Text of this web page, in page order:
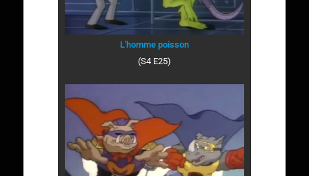
L'homme poisson
(S4 E25)